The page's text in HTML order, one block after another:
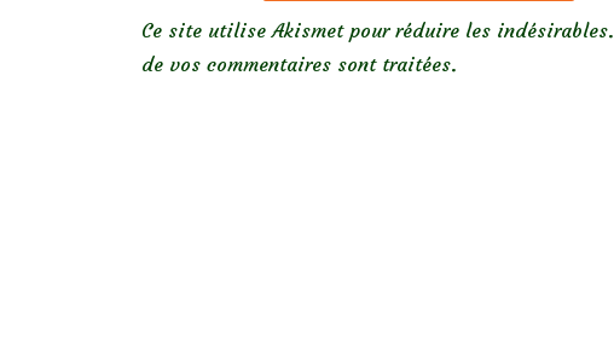
Ce site utilise Akismet pour réduire les indésirables.
de vos commentaires sont traitées.